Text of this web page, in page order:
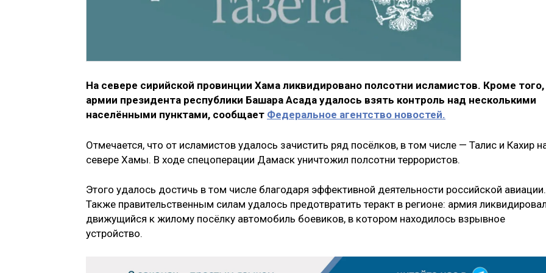
На севере сирийской провинции Хама ликвидировано полсотни исламистов. Кроме того,
армии президента республики Башара Асада удалось взять контроль над несколькими
населёнными пунктами, сообщает Федеральное агентство новостей.
Отмечается, что от исламистов удалось зачистить ряд посёлков, в том числе — Талис и Кахир
севере Хамы. В ходе спецоперации Дамаск уничтожил полсотни террористов.
Этого удалось достичь в том числе благодаря эффективной деятельности российской авиации.
Также правительственным силам удалось предотвратить теракт в регионе: армия
движущийся к жилому посёлку автомобиль боевиков, в котором находилось взрывное
устройство.